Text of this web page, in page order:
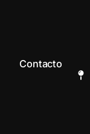
Contacto